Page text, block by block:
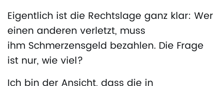
Eigentlich ist die Rechtslage ganz klar: Wer
einen anderen verletzt, muss
ihm Schmerzensgeld bezahlen. Die Frage
ist nur, wie viel?